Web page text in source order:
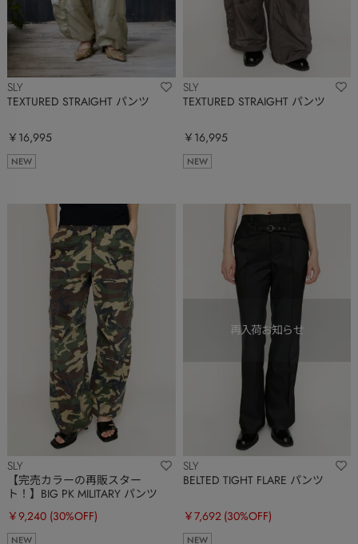
SLY
TEXTURED STRAIGHT パンツ
￥16,995
NEW
SLY
TEXTURED STRAIGHT パンツ
￥16,995
NEW
SLY
【完売カラーの再販スター
ト！】BIG PK MILITARY パンツ
￥9,240 (30%OFF)
NEW
SLY
BELTED TIGHT FLARE パンツ
￥7,692 (30%OFF)
NEW